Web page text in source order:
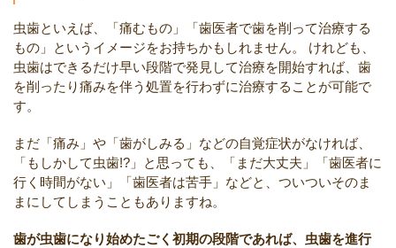
虫歯といえば、「痛むもの」「歯医者で歯を削って治療する
もの」というイメージをお持ちかもしれません。 けれども、
虫歯はできるだけ早い段階で発見して治療を開始すれば、歯
を削ったり痛みを伴う処置を行わずに治療することが可能で
す。
まだ「痛み」や「歯がしみる」などの自覚症状がなければ、
「もしかして虫歯!?」と思っても、「まだ大丈夫」「歯医者に
行く時間がない」「歯医者は苦手」などと、ついついそのま
まにしてしまうこともありますね。
歯が虫歯になり始めたごく初期の段階であれば、虫歯を進行